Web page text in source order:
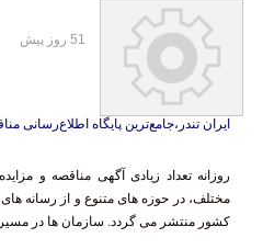
ایران تندر،جامع‌ترین پایگاه اطلاع‌رسانی
روزانه تعداد زیادی آگهی مناقصه و
مختلف، در حوزه های متنوع و از رسانه
کشور منتشر می گردد. سازمان ها در مسیر
51 روز پیش